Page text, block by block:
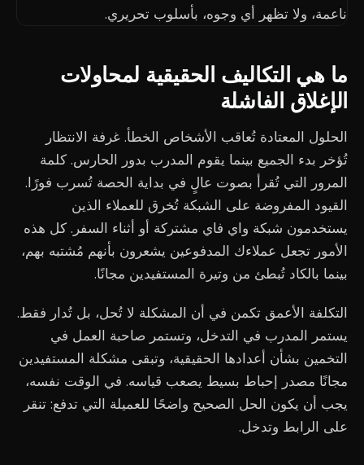
ما هي التكاليف الحقيقية لمحاولات
الإغلاق الفاشلة
الحلول المعتادة تُعاقب الأشخاص الخطأ. غرفة الانتظار
تُؤخر بدء الجميع بينما يقوم المدرب بدور الحارس. كلمة
المرور التي تُقرأ بصوت عالٍ في بداية الحصة تُسرب فورًا.
القيود المفروضة على الشبكة تُخرق للعملاء الذين
يستخدمون شبكة واي فاي مشتركة أو أثناء السفر. كل هذه
الأمور تجعل عملاءك المدفوعين يشعرون بأنهم مُشتبه بهم،
بينما بالكاد تُبطئ من وتيرة المستفيدين مجانًا.
التكلفة الأعمق تكمن في أن المشكلة لا تُحل، بل تُدار فقط.
يستمر المدرب في التدخل، وتستمر صاحبة العمل في
التخمين بشأن أعدادها الحقيقية، وتبقى مشكلة المستفيدين
مجانًا مصدر إحباط بسيط يصعب قياسه. في الوقت نفسه،
يجب أن يكون الحل الصحيح واضحًا للعميلة التي تدفع: تنقر
على الرابط وتدخل.